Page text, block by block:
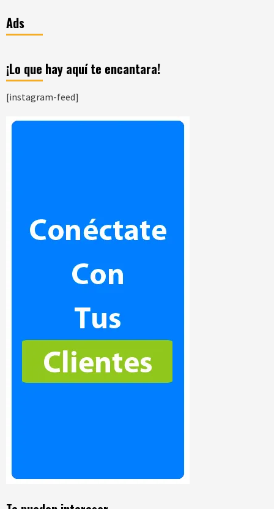
Ads
¡Lo que hay aquí te encantara!
[instagram-feed]